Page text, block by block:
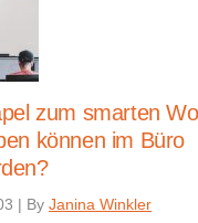
zum smarten
können im Büro
| By Janina Winkler